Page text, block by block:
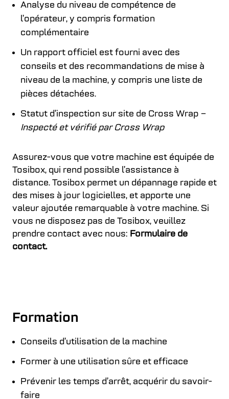
Analyse du niveau de compétence de
l’opérateur, y compris formation
complémentaire
Un rapport officiel est fourni avec des
conseils et des recommandations de mise à
niveau de la machine, y compris une liste de
pièces détachées.
Statut d’inspection sur site de Cross Wrap –
Inspecté et vérifié par Cross Wrap
Assurez-vous que votre machine est équipée de
Tosibox, qui rend possible l’assistance à
distance. Tosibox permet un dépannage rapide et
des mises à jour logicielles, et apporte une
valeur ajoutée remarquable à votre machine. Si
vous ne disposez pas de Tosibox, veuillez
prendre contact avec nous: Formulaire de
contact.
Formation
Conseils d’utilisation de la machine
Former à une utilisation sûre et efficace
Prévenir les temps d’arrêt, acquérir du savoir-
faire